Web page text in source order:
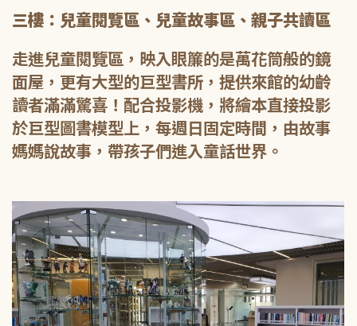
三樓：兒童閱覽區、兒童故事區、親子共讀區
走進兒童閱覽區，映入眼簾的是萬花筒般的鏡
面屋，更有大型的巨型書所，提供來館的幼齡
讀者滿滿驚喜！配合投影機，將繪本直接投影
於巨型圖書模型上，每週日固定時間，由故事
媽媽說故事，帶孩子們進入童話世界。